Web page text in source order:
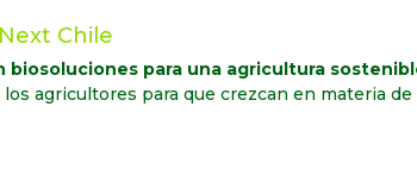
Chile
biosoluciones para una agricultura
los agricultores para que crezcan en materia